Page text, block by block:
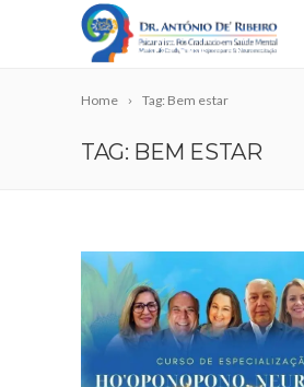
Home Tag: Bem estar
TAG: BEM ESTAR